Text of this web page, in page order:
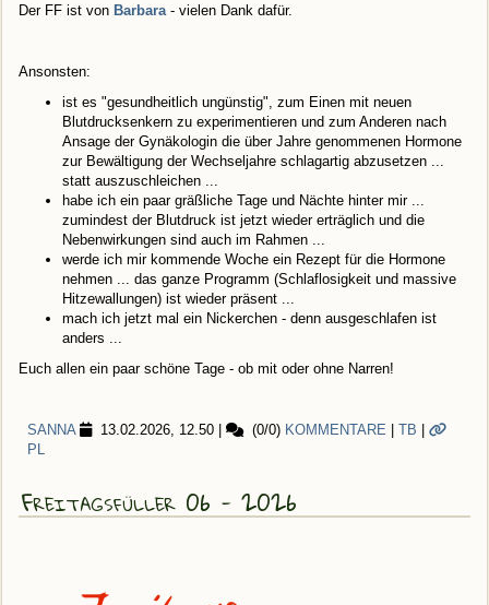
Der FF ist von Barbara - vielen Dank dafür.
Ansonsten:
ist es "gesundheitlich ungünstig", zum Einen mit neuen
Blutdrucksenkern zu experimentieren und zum Anderen nach
Ansage der Gynäkologin die über Jahre genommenen Hormone
zur Bewältigung der Wechseljahre schlagartig abzusetzen ...
statt auszuschleichen ...
habe ich ein paar gräßliche Tage und Nächte hinter mir ...
zumindest der Blutdruck ist jetzt wieder erträglich und die
Nebenwirkungen sind auch im Rahmen ...
werde ich mir kommende Woche ein Rezept für die Hormone
nehmen ... das ganze Programm (Schlaflosigkeit und massive
Hitzewallungen) ist wieder präsent ...
mach ich jetzt mal ein Nickerchen - denn ausgeschlafen ist
anders ...
Euch allen ein paar schöne Tage - ob mit oder ohne Narren!
SANNA 13.02.2026, 12.50 (0/0) KOMMENTARE TB
PL
Freitagsfüller 06 - 2026